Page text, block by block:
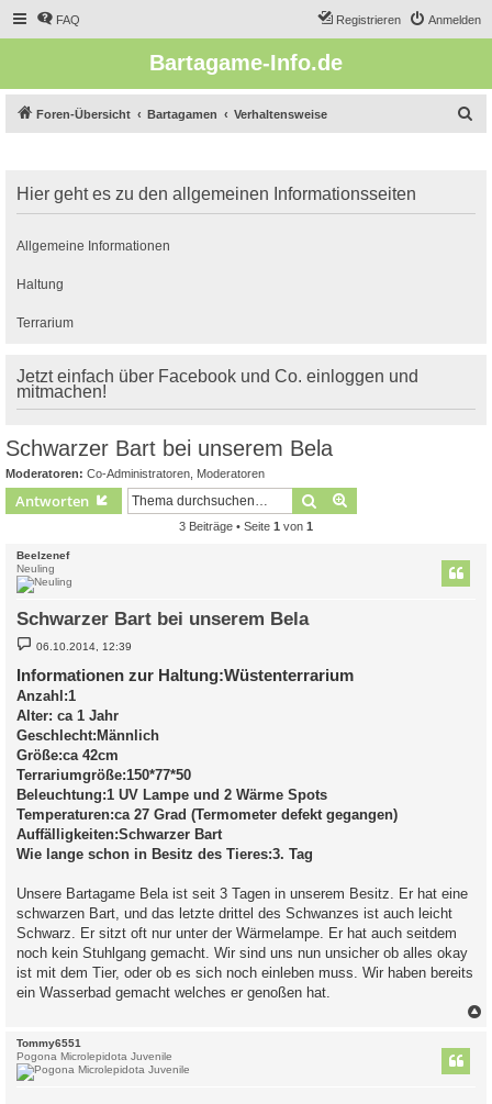
FAQ Anmelden
Registrieren
Bartagame-Info.de
Foren-Übersicht Bartagamen Verhaltensweise
e
Hier geht es zu den allgemeinen Informationsseiten
Allgemeine Informationen
Haltung
Terrarium
Jetzt einfach über Facebook und Co. einloggen und
mitmachen!
Schwarzer Bart bei unserem Bela
Moderatoren: Co-Administratoren Moderatoren
Antworten Suche
3 Beiträge • Seite 1 von 1
Beelzenef
Neuling
Schwarzer Bart bei unserem Bela
B
e
i
t
r
g
06.10.2014, 12:39
Informationen zur Haltung:Wüstenterrarium
Anzahl:1
Alter: ca 1 Jahr
Geschlecht:Männlich
Größe:ca 42cm
Terrariumgröße:150*77*50
Beleuchtung:1 UV Lampe und 2 Wärme Spots
Temperaturen:ca 27 Grad (Termometer defekt gegangen)
Auffälligkeiten:Schwarzer Bart
Wie lange schon in Besitz des Tieres:3. Tag
Unsere Bartagame Bela ist seit 3 Tagen in unserem Besitz. Er hat eine
schwarzen Bart, und das letzte drittel des Schwanzes ist auch leicht
Schwarz. Er sitzt oft nur unter der Wärmelampe. Er hat auch seitdem
noch kein Stuhlgang gemacht. Wir sind uns nun unsicher ob alles okay
ist mit dem Tier, oder ob es sich noch einleben muss. Wir haben bereits
ein Wasserbad gemacht welches er genoßen hat.
Tommy6551
Pogona Microlepidota Juvenile